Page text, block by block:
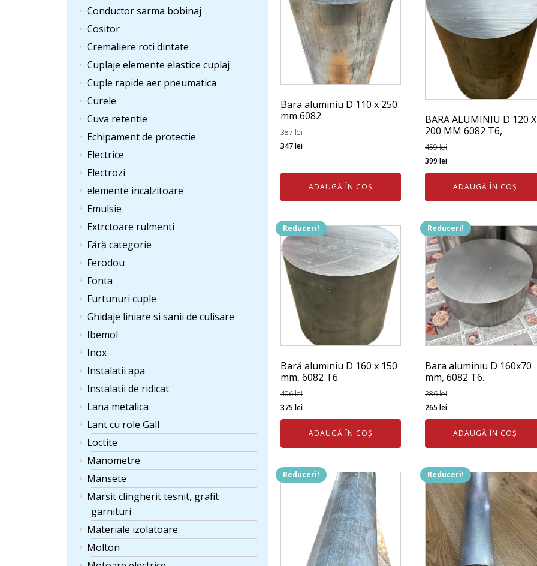
Conductor sarma bobinaj
Cositor
Cremaliere roti dintate
Cuplaje elemente elastice cuplaj
Cuple rapide aer pneumatica
Curele
Cuva retentie
Echipament de protectie
Electrice
Electrozi
elemente incalzitoare
Emulsie
Extrctoare rulmenti
Fără categorie
Ferodou
Fonta
Furtunuri cuple
Ghidaje liniare si sanii de culisare
Ibemol
Inox
Instalatii apa
Instalatii de ridicat
Lana metalica
Lant cu role Gall
Loctite
Manometre
Mansete
Marsit clingherit tesnit, grafit
garnituri
Materiale izolatoare
Molton
Bara aluminiu D 110 x 250
mm 6082.
387lei
Prețul
a
387 lei.
347leiPrețul
este:
347 lei.
ADAUGĂ ÎN COȘ
BARA ALUMINIU D 120 X
200 MM 6082 T6,
459lei
Prețul
inițial
fost:
459 lei.
399leiPrețul
curent
este:
399 lei.
ADAUGĂ ÎN COȘ
Reduceri!
Bară aluminiu D 160 x 150
mm, 6082 T6.
406lei
Prețul
inițial
fost:
406 lei.
375 leiPrețul
curent
este:
375 lei.
ADAUGĂ ÎN COȘ
Reduceri!
Bara aluminiu D 160x70
mm, 6082 T6.
286lei
Prețul
inițial
fost:
286 lei.
265leiPrețul
curent
este:
265 lei.
ADAUGĂ ÎN COȘ
Reduceri! Reduceri!